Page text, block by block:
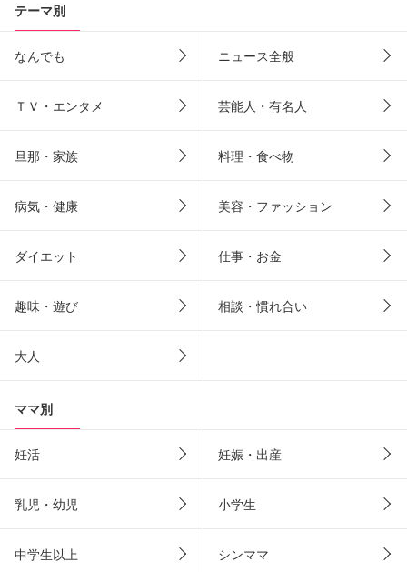
テーマ別
なんでも ニュース全般
ＴＶ・エンタメ 芸能人・有名人
旦那・家族 料理・食べ物
病気・健康 美容・ファッション
ダイエット 仕事・お金
趣味・遊び 相談・慣れ合い
大人
ママ別
妊活 妊娠・出産
乳児・幼児 小学生
中学生以上 シンママ